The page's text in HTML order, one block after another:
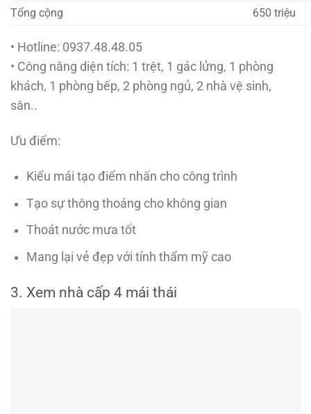
Tổng cộng 650 triệu
• Hotline: 0937.48.48.05
• Công năng diện tích: 1 trệt, 1 gác lửng, 1 phòng
khách, 1 phòng bếp, 2 phòng ngủ, 2 nhà vệ sinh,
sân..
Ưu điểm:
Kiểu mái tạo điểm nhấn cho công trình
Tạo sự thông thoáng cho không gian
Thoát nước mưa tốt
Mang lại vẻ đẹp với tính thẩm mỹ cao
3. Xem nhà cấp 4 mái thái